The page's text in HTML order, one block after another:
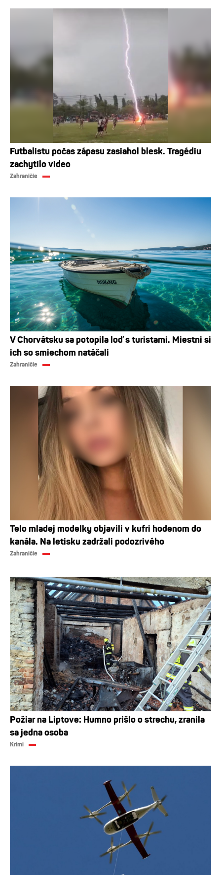
Futbalistu počas zápasu zasiahol blesk. Tragédiu
zachytilo video
Zahraničie
V Chorvátsku sa potopila loď s turistami. Miestni si
ich so smiechom natáčali
Zahraničie
Telo mladej modelky objavili v kufri hodenom do
kanála. Na letisku zadržali podozrivého
Zahraničie
Požiar na Liptove: Humno prišlo o strechu, zranila
sa jedna osoba
Krimi